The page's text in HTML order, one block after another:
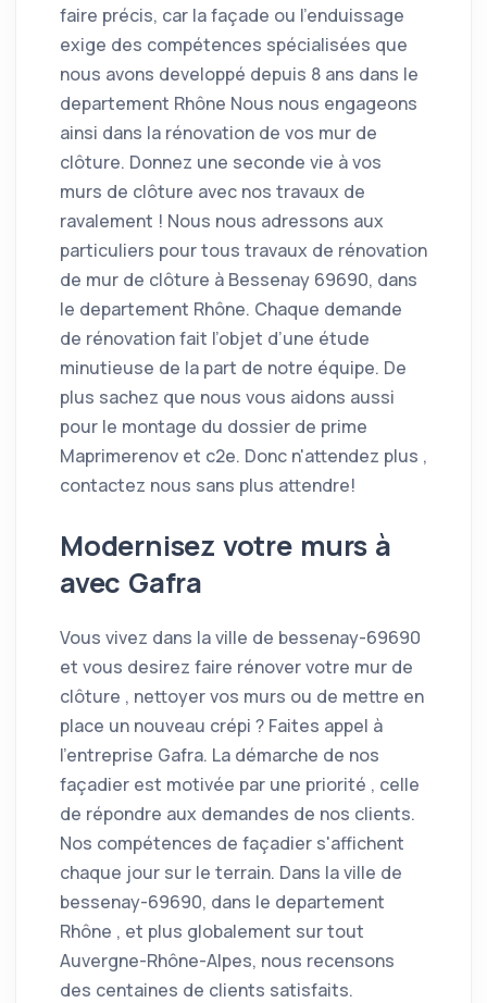
faire précis, car la façade ou l'enduissage
exige des compétences spécialisées que
nous avons developpé depuis 8 ans dans le
departement Rhône Nous nous engageons
ainsi dans la rénovation de vos mur de
clôture. Donnez une seconde vie à vos
murs de clôture avec nos travaux de
ravalement ! Nous nous adressons aux
particuliers pour tous travaux de rénovation
de mur de clôture à Bessenay 69690, dans
le departement Rhône. Chaque demande
de rénovation fait l’objet d’une étude
minutieuse de la part de notre équipe. De
plus sachez que nous vous aidons aussi
pour le montage du dossier de prime
Maprimerenov et c2e. Donc n'attendez plus ,
contactez nous sans plus attendre!
Modernisez votre murs à
avec Gafra
Vous vivez dans la ville de bessenay-69690
et vous desirez faire rénover votre mur de
clôture , nettoyer vos murs ou de mettre en
place un nouveau crépi ? Faites appel à
l'entreprise Gafra. La démarche de nos
façadier est motivée par une priorité , celle
de répondre aux demandes de nos clients.
Nos compétences de façadier s'affichent
chaque jour sur le terrain. Dans la ville de
bessenay-69690, dans le departement
Rhône , et plus globalement sur tout
Auvergne-Rhône-Alpes, nous recensons
des centaines de clients satisfaits.